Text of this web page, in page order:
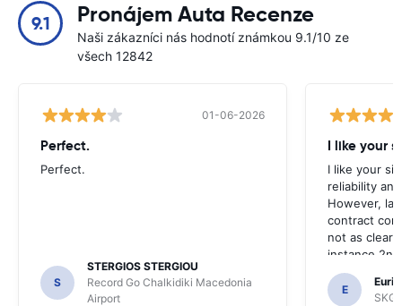
9.1 Pronájem Auta Recenze
Naši zákazníci nás hodnotí známkou 9.1/10 ze
všech 12842
01-06-2026
Perfect.
Perfect.
S
STERGIOS STERGIOU
Record Go Chalkidiki Macedonia
Airport
I like your
I like your
reliability
However,
contract
not as clear
instance
the most
your site.
E
SKG